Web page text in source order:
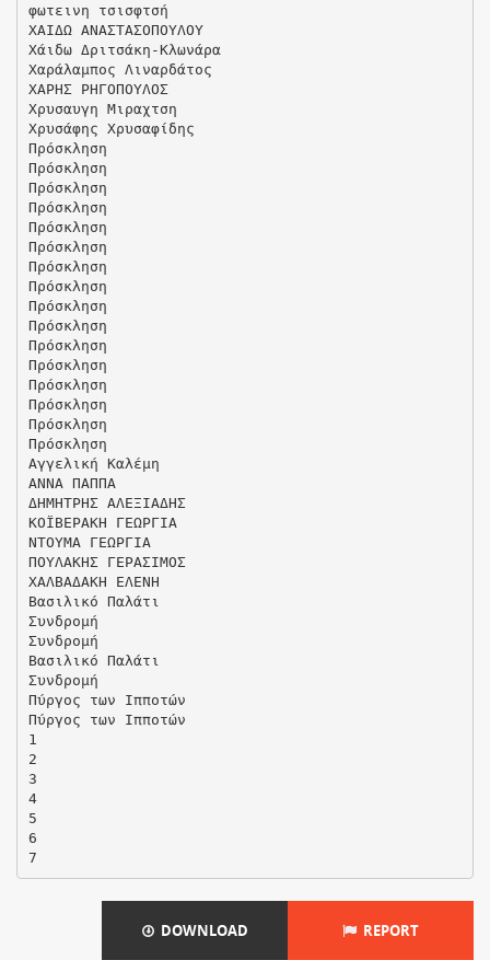
φωτεινη τσισφτσή
ΧΑΙΔΩ ΑΝΑΣΤΑΣΟΠΟΥΛΟΥ
Χάιδω Δριτσάκη-Κλωνάρα
Χαράλαμπος Λιναρδάτος
ΧΑΡΗΣ ΡΗΓΟΠΟΥΛΟΣ
Χρυσαυγη Μιραχτση
Χρυσάφης Χρυσαφίδης
Πρόσκληση
Πρόσκληση
Πρόσκληση
Πρόσκληση
Πρόσκληση
Πρόσκληση
Πρόσκληση
Πρόσκληση
Πρόσκληση
Πρόσκληση
Πρόσκληση
Πρόσκληση
Πρόσκληση
Πρόσκληση
Πρόσκληση
Πρόσκληση
Αγγελική Καλέμη
ΑΝΝΑ ΠΑΠΠΑ
ΔΗΜΗΤΡΗΣ ΑΛΕΞΙΑΔΗΣ
ΚΟΪΒΕΡΑΚΗ ΓΕΩΡΓΙΑ
ΝΤΟΥΜΑ ΓΕΩΡΓΙΑ
ΠΟΥΛΑΚΗΣ ΓΕΡΑΣΙΜΟΣ
ΧΑΛΒΑΔΑΚΗ ΕΛΕΝΗ
Βασιλικό Παλάτι
Συνδρομή
Συνδρομή
Βασιλικό Παλάτι
Συνδρομή
Πύργος των Ιπποτών
Πύργος των Ιπποτών
1
2
3
4
5
6
DOWNLOAD REPORT